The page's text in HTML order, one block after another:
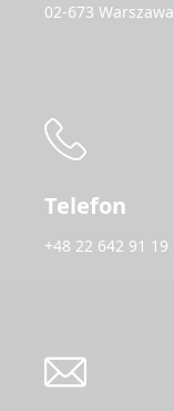
02-673 Warszawa
Telefon
+48 22 642 91 19